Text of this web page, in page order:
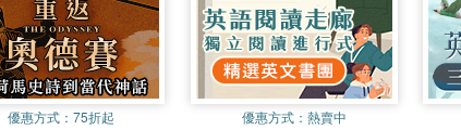
優惠方式：75折起 優惠方式： 熱賣中